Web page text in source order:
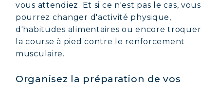
vous attendiez. Et si ce n'est pas le cas, vous
pourrez changer d'activité physique,
d'habitudes alimentaires ou encore troquer
la course à pied contre le renforcement
musculaire.
Organisez la préparation de vos